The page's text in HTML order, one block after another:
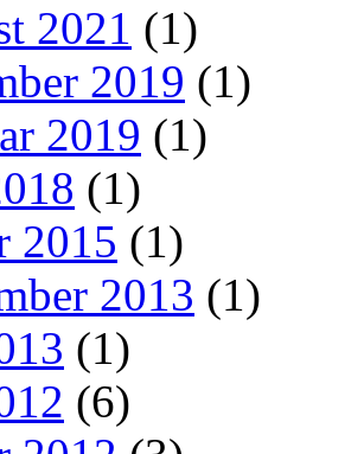
2021 (1)
2019 (1)
2019 (1)
(1)
2015 (1)
2013 (1)
(1)
(6)